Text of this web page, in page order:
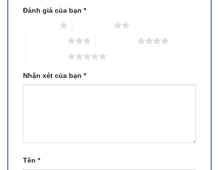
Đánh giá của bạn *
Nhận xét của bạn *
Tên *